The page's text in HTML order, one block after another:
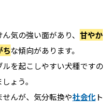
気の強い面があり、 甘やか
ちな傾向があります。
を起こしやすい犬種ですの
ょう。
んが、気分転換や社会化 ト